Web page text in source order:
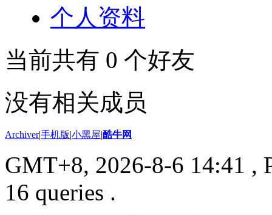
个人资料
当前共有 0 个好友
没有相关成员
Archiver|手机版|小黑屋|酷牛网
GMT+8, 2026-8-6 14:41 ,
16 queries .